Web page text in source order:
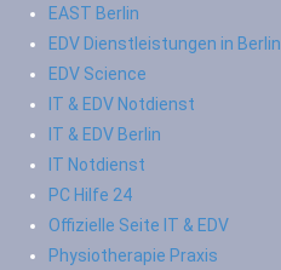
EAST Berlin
EDV Dienstleistungen in Berlin
EDV Science
IT & EDV Notdienst
IT & EDV Berlin
IT Notdienst
PC Hilfe 24
Offizielle Seite IT & EDV
Physiotherapie Praxis